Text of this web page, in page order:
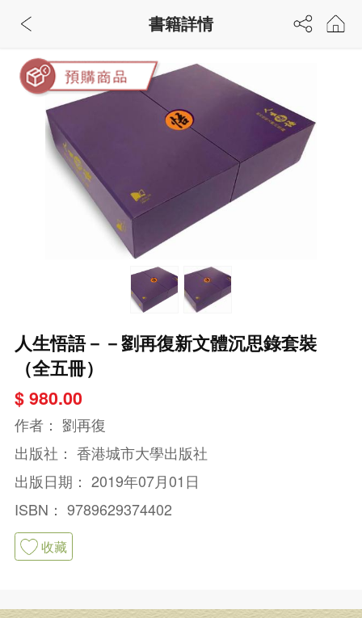
人生悟語－－劉再復新文體沉思錄套裝
（全五冊）
$ 980.00
作者： 劉再復
出版社： 香港城市大學出版社
出版日期： 2019年07月01日
ISBN： 9789629374402
收藏
書籍詳情